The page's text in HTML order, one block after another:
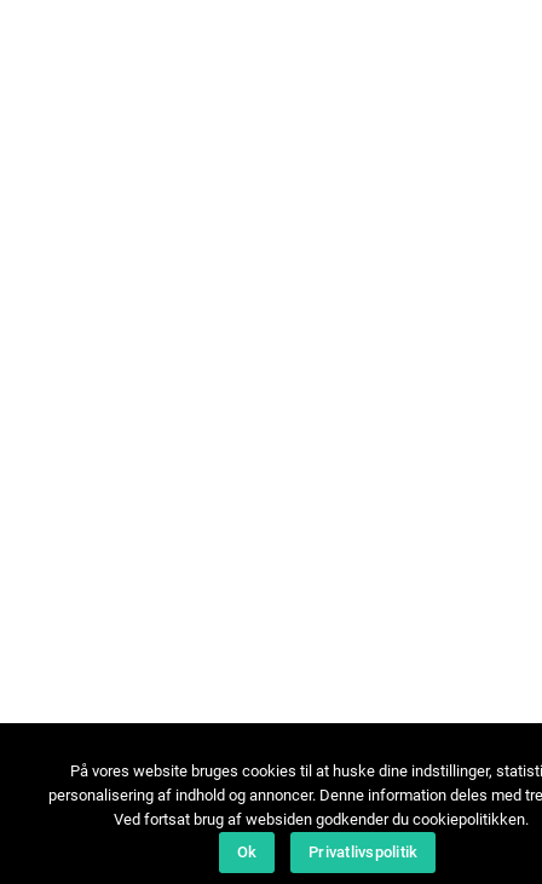
På vores website bruges cookies til at huske dine indstillinger,
personalisering af indhold og annoncer. Denne information deles med
Ved fortsat brug af websiden godkender du cookiepolitikken.
Ok
Privatlivspolitik